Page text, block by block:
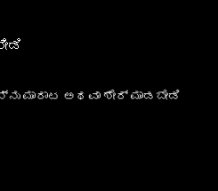
ಮಾರಾಟ ಅಥವಾ ಶೇರ್‌ ಮಾಡಬೇಡಿ